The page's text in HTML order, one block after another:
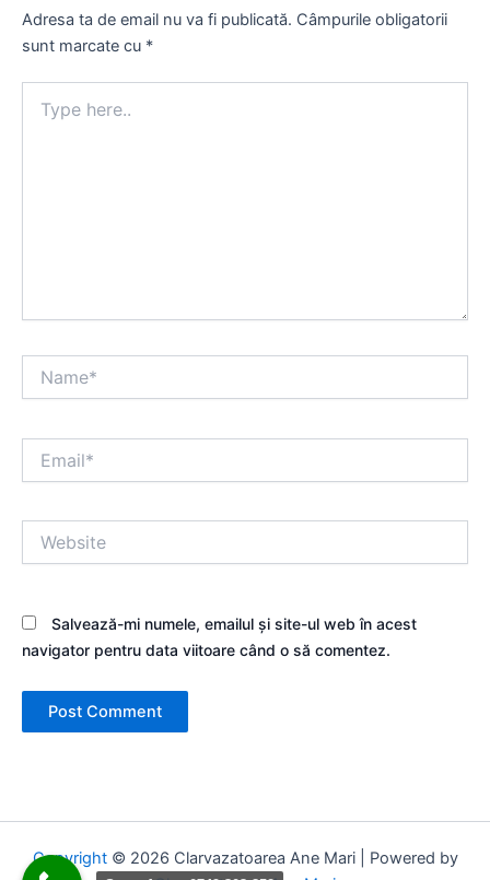
Adresa ta de email nu va fi publicată. Câmpurile obligatorii
sunt marcate cu *
here..
Salvează-mi numele, emailul și site-ul web în acest
navigator pentru data viitoare când o să comentez.
Copyright© 2026 Clarvazatoarea Ane Mari | Powered by